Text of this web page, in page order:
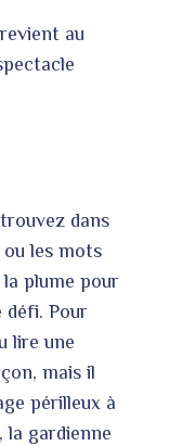
au
dans
les mots
plume pour
défi. Pour
lire une
mais il
périlleux à
la gardienne